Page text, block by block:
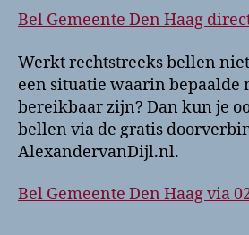
Bel Gemeente Den Haag
Werkt rechtstreeks bellen
een situatie waarin bepaalde
bereikbaar zijn? Dan kun je
bellen via de gratis
AlexandervanDijl.nl.
Bel Gemeente Den Haag via